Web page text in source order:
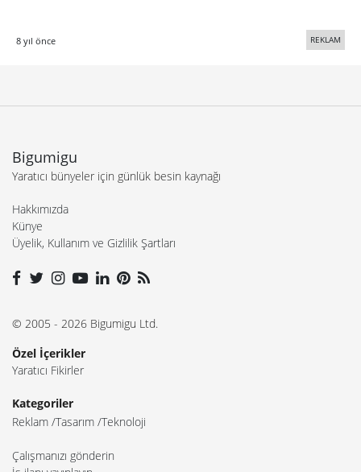
8 yıl önce REKLAM
Bigumigu
Yaratıcı bünyeler için günlük besin kaynağı
Hakkımızda
Künye
Üyelik, Kullanım ve Gizlilik Şartları
© 2005 - 2026 Bigumigu Ltd.
Özel İçerikler
Yaratıcı Fikirler
Kategoriler
Reklam Tasarım Teknoloji
Çalışmanızı gönderin